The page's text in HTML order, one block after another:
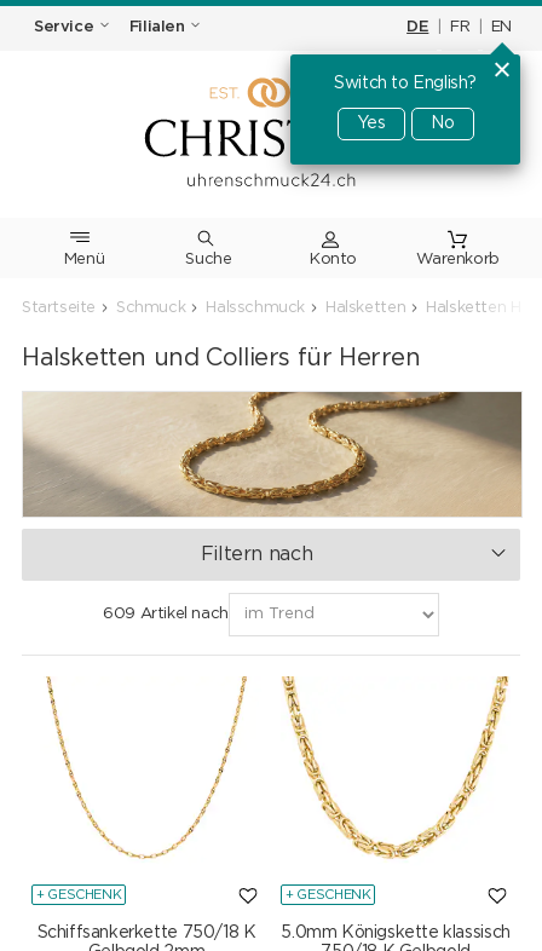
Service Filialen DE FR EN
Switch to English?
Yes No
Menü Suche Warenkorb
Startseite Schmuck Halsschmuck Halsketten Halsketten
Halsketten und Colliers für Herren
Filtern nach
609 Artikel nach
+ GESCHENK
Schiffsankerkette 750/18 K
+ GESCHENK
5.0mm Königskette klassisch